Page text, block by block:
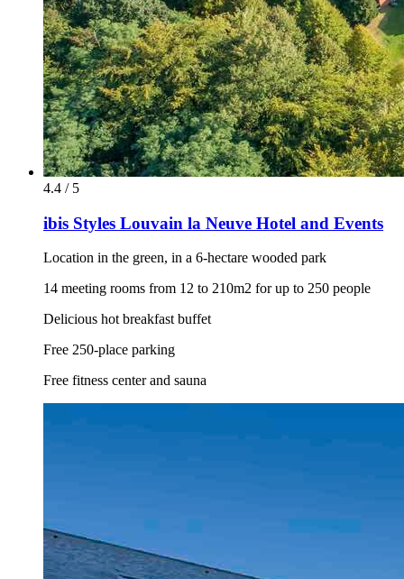
4.4 / 5
ibis Styles Louvain la Neuve Hotel and Events
Location in the green, in a 6-hectare wooded park
14 meeting rooms from 12 to 210m2 for up to 250 people
Delicious hot breakfast buffet
Free 250-place parking
Free fitness center and sauna